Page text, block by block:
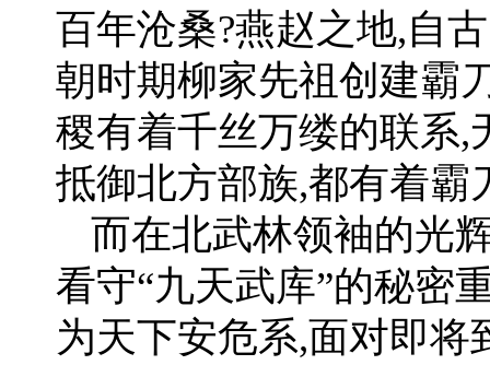
百年沧桑?燕赵之地,自
朝时期柳家先祖创建霸
稷有着千丝万缕的联系,
抵御北方部族,都有着霸
而在北武林领袖的光
看守“九天武库”的秘密
为天下安危系,面对即